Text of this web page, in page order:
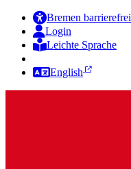
Bremen barrierefrei
Login
Leichte Sprache
English